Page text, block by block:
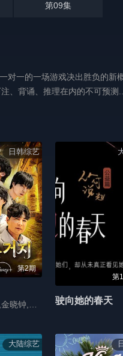
第09集
对一的一场游戏决出胜负的
、背诵、推理在内的不可预测...
日韩综艺
第2期
第
驶向她的春天
大陆综艺